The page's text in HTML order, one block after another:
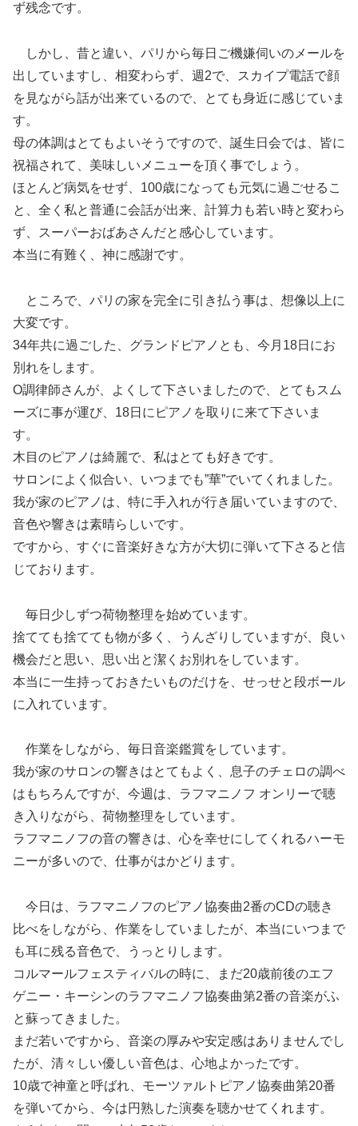
ず残念です。
しかし、昔と違い、パリから毎日ご機嫌伺いのメールを
出していますし、相変わらず、週2で、スカイプ電話で顔
を見ながら話が出来ているので、とても身近に感じていま
す。
母の体調はとてもよいそうですので、誕生日会では、皆に
祝福されて、美味しいメニューを頂く事でしょう。
ほとんど病気をせず、100歳になっても元気に過ごせるこ
と、全く私と普通に会話が出来、計算力も若い時と変わら
ず、スーパーおばあさんだと感心しています。
本当に有難く、神に感謝です。
ところで、パリの家を完全に引き払う事は、想像以上に
大変です。
34年共に過ごした、グランドピアノとも、今月18日にお
別れをします。
O調律師さんが、よくして下さいましたので、とてもスム
ーズに事が運び、18日にピアノを取りに来て下さいま
す。
木目のピアノは綺麗で、私はとても好きです。
サロンによく似合い、いつまでも”華”でいてくれました。
我が家のピアノは、特に手入れが行き届いていますので、
音色や響きは素晴らしいです。
ですから、すぐに音楽好きな方が大切に弾いて下さると信
じております。
毎日少しずつ荷物整理を始めています。
捨てても捨てても物が多く、うんざりしていますが、良い
機会だと思い、思い出と潔くお別れをしています。
本当に一生持っておきたいものだけを、せっせと段ボール
に入れています。
作業をしながら、毎日音楽鑑賞をしています。
我が家のサロンの響きはとてもよく、息子のチェロの調べ
はもちろんですが、今週は、ラフマニノフ オンリーで聴
き入りながら、荷物整理をしています。
ラフマニノフの音の響きは、心を幸せにしてくれるハーモ
ニーが多いので、仕事がはかどります。
今日は、ラフマニノフのピアノ協奏曲2番のCDの聴き
比べをしながら、作業をしていましたが、本当にいつまで
も耳に残る音色で、うっとりします。
コルマールフェスティバルの時に、まだ20歳前後のエフ
ゲニー・キーシンのラフマニノフ協奏曲第2番の音楽がふ
と蘇ってきました。
まだ若いですから、音楽の厚みや安定感はありませんでし
たが、清々しい優しい音色は、心地よかったです。
10歳で神童と呼ばれ、モーツァルトピアノ協奏曲第20番
を弾いてから、今は円熟した演奏を聴かせてくれます。